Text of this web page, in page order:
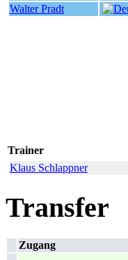
Walter Pradt
Trainer
Klaus Schlappner
Transfer
Zugang